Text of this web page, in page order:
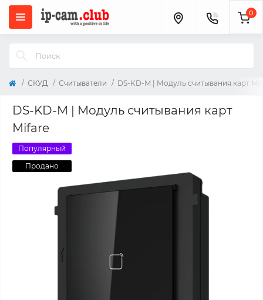
0
СКУД Считыватели DS-KD-M | Модуль считывания карт
DS-KD-M | Модуль считывания карт
Mifare
Популярный
Продано